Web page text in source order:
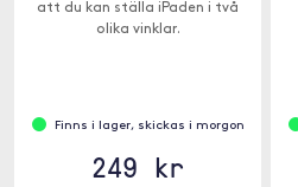
att du kan ställa iPaden i två
olika vinklar.
Finns i lager, skickas i morgon
249 kr